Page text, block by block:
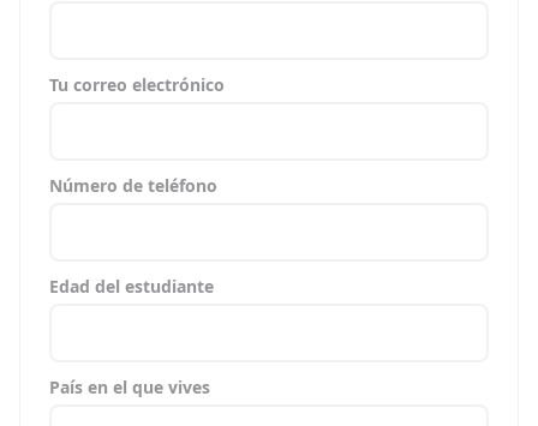
Tu correo electrónico
Número de teléfono
Edad del estudiante
País en el que vives